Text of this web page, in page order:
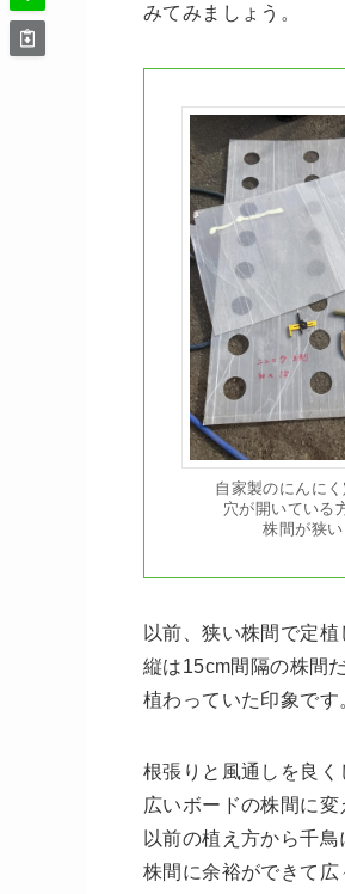
みてみましょう。
自家製のにんに
穴が開いている
株間が狭
以前、狭い株間で定植
縦は15cm間隔の株間
植わっていた印象です
根張りと風通しを良
広いボードの株間に変
以前の植え方から千鳥
株間に余裕ができて広